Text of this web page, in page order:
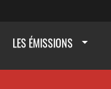
LES ÉMISSIONS